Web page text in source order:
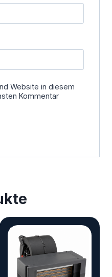
Website in diesem
Kommentar